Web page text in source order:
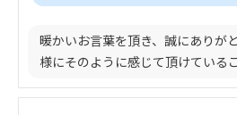
暖かいお言葉を頂き、誠にありが
様にそのように感じて頂けている